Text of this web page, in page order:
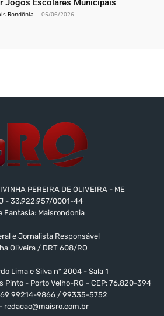
Rondônia - 05/06/2026
PEREIRA DE OLIVEIRA - ME
- 33.922.957/0001-44
Fantasia: Maisrondonia
e Jornalista Responsável
Oliveira / DRT 608/RO
Lima e Silva nº 2004 - Sala 1
Pinto - Porto Velho-RO - CEP: 76.820-394
99214-9866 / 99335-5752
redacao@maisro.com.br